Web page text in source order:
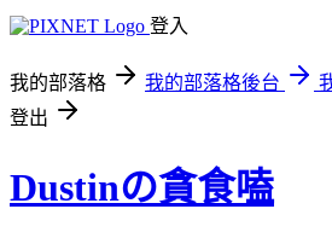
登入
我的部落格 我的部落格後台
登出
Dustinの貪食嗑